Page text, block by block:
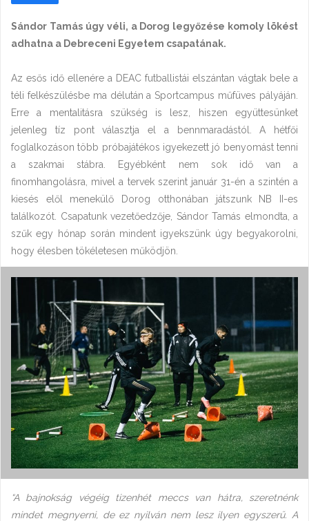
Sándor Tamás úgy véli, a Dorog legyőzése komoly lökést
adhatna a Debreceni Egyetem csapatának.
Az esős idő ellenére a DEAC futballistái elszántan vágtak bele a
téli felkészülésbe ma délután a Sportcampus műfüves pályáján.
Erre a mentalitásra szükség is lesz, hiszen együttesünket
jelenleg tíz pont választja el a bennmaradástól. A hétfői
foglalkozáson több próbajátékos igyekezett jó benyomást tenni
a szakmai stábra. Egyébként nem sok idő van a
finomhangolásra, mivel a tervek szerint január 31-én a szintén a
kiesés elől menekülő Dorog otthonában játszunk NB II-es
találkozót. Csapatunk vezetőedzője, Sándor Tamás elmondta, a
szűk egy hónap során mindent igyekszünk úgy begyakorolni,
hogy élesben tökéletesen működjön.
“A bajnokság végéig tizenhét meccs van hátra, szeretnénk
mindet megnyerni, de ez nyilván nem lesz ilyen egyszerű. A